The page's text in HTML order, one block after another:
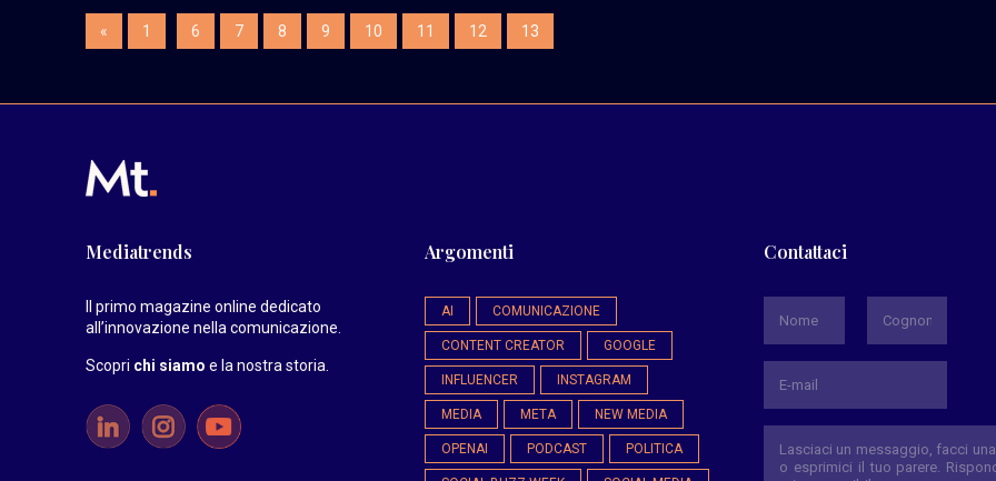
« 1 6 7 8 9 10 11 12 13
Mediatrends
Il primo magazine online dedicato
all’innovazione nella comunicazione.
Scopri chi siamo e la nostra storia
Argomenti
AI COMUNICAZIONE
CONTENT CREATOR GOOGLE
INFLUENCER INSTAGRAM
MEDIA META NEW MEDIA
OPENAI PODCAST POLITICA
Contattaci